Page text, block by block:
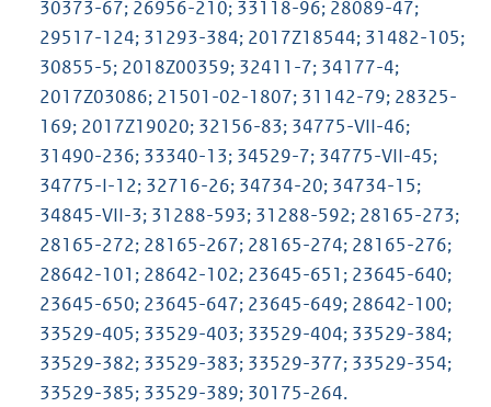
30373-67; 26956-210; 33118-96; 28089-47;
29517-124; 31293-384; 2017Z18544; 31482-105;
30855-5; 2018Z00359; 32411-7; 34177-4;
2017Z03086; 21501-02-1807; 31142-79; 28325-
169; 2017Z19020; 32156-83; 34775-VII-46;
31490-236; 33340-13; 34529-7; 34775-VII-45;
34775-I-12; 32716-26; 34734-20; 34734-15;
34845-VII-3; 31288-593; 31288-592; 28165-273;
28165-272; 28165-267; 28165-274; 28165-276;
28642-101; 28642-102; 23645-651; 23645-640;
23645-650; 23645-647; 23645-649; 28642-100;
33529-405; 33529-403; 33529-404; 33529-384;
33529-382; 33529-383; 33529-377; 33529-354;
33529-385; 33529-389; 30175-264.